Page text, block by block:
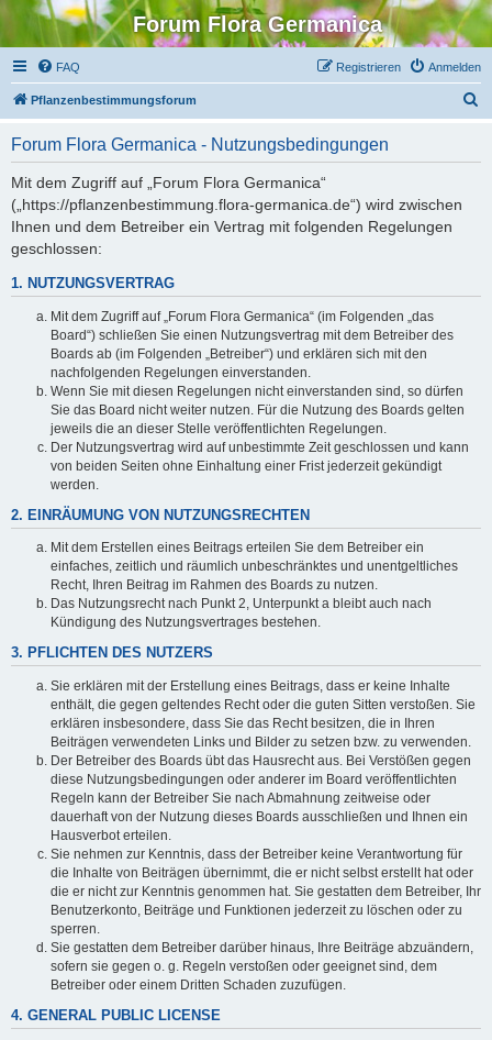
Forum Flora Germanica
FAQ Anmelden
Registrieren
Pflanzenbestimmungsforum
Forum Flora Germanica - Nutzungsbedingungen
Mit dem Zugriff auf „Forum Flora Germanica“
(„https://pflanzenbestimmung.flora-germanica.de“) wird zwischen
Ihnen und dem Betreiber ein Vertrag mit folgenden Regelungen
geschlossen:
1. NUTZUNGSVERTRAG
Mit dem Zugriff auf „Forum Flora Germanica“ (im Folgenden „das
Board“) schließen Sie einen Nutzungsvertrag mit dem Betreiber des
Boards ab (im Folgenden „Betreiber“) und erklären sich mit den
nachfolgenden Regelungen einverstanden.
Wenn Sie mit diesen Regelungen nicht einverstanden sind, so dürfen
Sie das Board nicht weiter nutzen. Für die Nutzung des Boards gelten
jeweils die an dieser Stelle veröffentlichten Regelungen.
Der Nutzungsvertrag wird auf unbestimmte Zeit geschlossen und kann
von beiden Seiten ohne Einhaltung einer Frist jederzeit gekündigt
werden.
2. EINRÄUMUNG VON NUTZUNGSRECHTEN
Mit dem Erstellen eines Beitrags erteilen Sie dem Betreiber ein
einfaches, zeitlich und räumlich unbeschränktes und unentgeltliches
Recht, Ihren Beitrag im Rahmen des Boards zu nutzen.
Das Nutzungsrecht nach Punkt 2, Unterpunkt a bleibt auch nach
Kündigung des Nutzungsvertrages bestehen.
3. PFLICHTEN DES NUTZERS
Sie erklären mit der Erstellung eines Beitrags, dass er keine Inhalte
enthält, die gegen geltendes Recht oder die guten Sitten verstoßen. Sie
erklären insbesondere, dass Sie das Recht besitzen, die in Ihren
Beiträgen verwendeten Links und Bilder zu setzen bzw. zu verwenden.
Der Betreiber des Boards übt das Hausrecht aus. Bei Verstößen gegen
diese Nutzungsbedingungen oder anderer im Board veröffentlichten
Regeln kann der Betreiber Sie nach Abmahnung zeitweise oder
dauerhaft von der Nutzung dieses Boards ausschließen und Ihnen ein
Hausverbot erteilen.
Sie nehmen zur Kenntnis, dass der Betreiber keine Verantwortung für
die Inhalte von Beiträgen übernimmt, die er nicht selbst erstellt hat oder
die er nicht zur Kenntnis genommen hat. Sie gestatten dem Betreiber, Ihr
Benutzerkonto, Beiträge und Funktionen jederzeit zu löschen oder zu
sperren.
Sie gestatten dem Betreiber darüber hinaus, Ihre Beiträge abzuändern,
sofern sie gegen o. g. Regeln verstoßen oder geeignet sind, dem
Betreiber oder einem Dritten Schaden zuzufügen.
4. GENERAL PUBLIC LICENSE